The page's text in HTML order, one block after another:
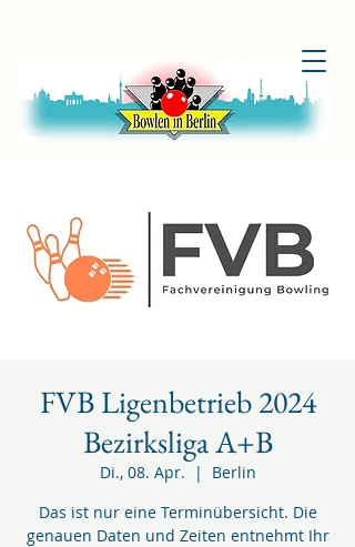
FVB Ligenbetrieb 2024
Bezirksliga A+B
Di., 08. Apr.
  |
Berlin
Das ist nur eine Terminübersicht. Die
genauen Daten und Zeiten entnehmt Ihr